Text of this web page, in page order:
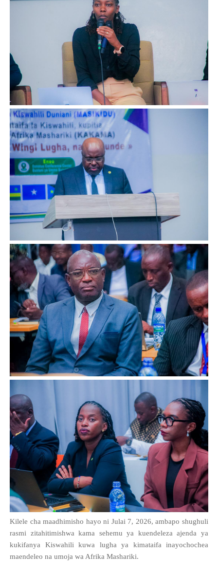
Kilele cha maadhimisho hayo ni Julai 7, 2026, ambapo shughuli
rasmi zitahitimishwa kama sehemu ya kuendeleza ajenda ya
kukifanya Kiswahili kuwa lugha ya kimataifa inayochochea
maendeleo na umoja wa Afrika Mashariki.